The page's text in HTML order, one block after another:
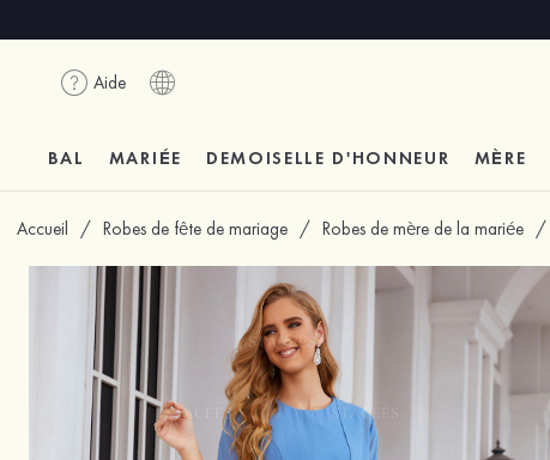
Aide
BAL MARIÉE DEMOISELLE D'HONNEUR MÈRE
Accueil / Robes de fête de mariage / Robes de mère de la mariée /